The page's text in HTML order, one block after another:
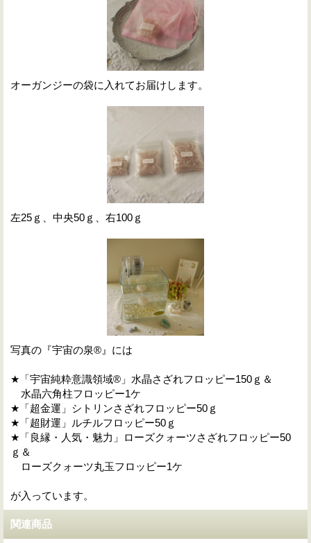
オーガンジーの袋に入れてお届けします。
左25ｇ、中央50ｇ、右100ｇ
写真の『宇宙の泉®』には
★「宇宙純粋意識領域®」水晶さざれフロッピー150ｇ＆
水晶六角柱フロッピー1ケ
★「超金運」シトリンさざれフロッピー50ｇ
★「超財運」ルチルフロッピー50ｇ
★「良縁・人気・魅力」ローズクォーツさざれフロッピー50
ｇ＆
ローズクォーツ丸玉フロッピー1ケ
が入っています。
関連商品